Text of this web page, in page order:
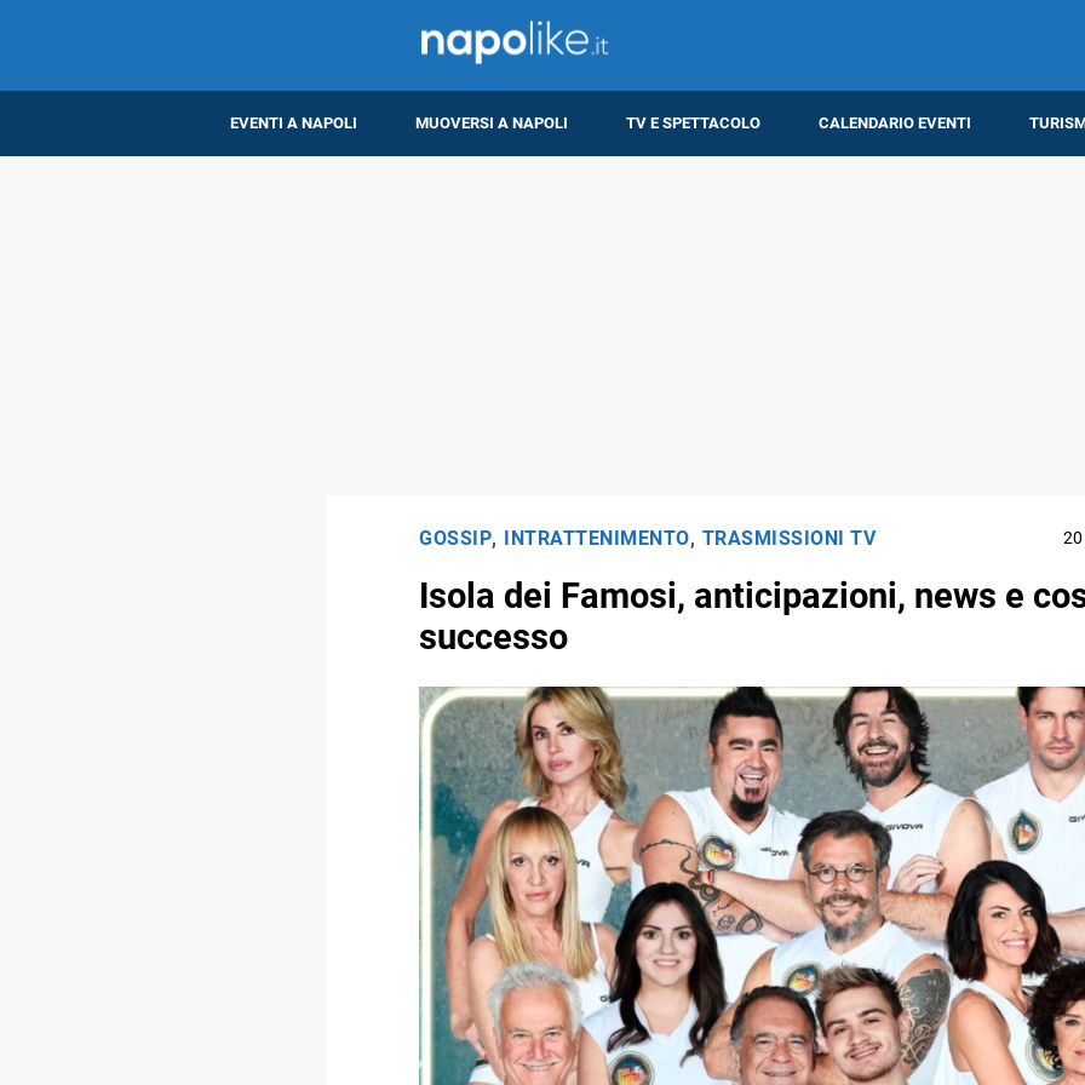
EVENTI A NAPOLI MUOVERSI A NAPOLI TV E SPETTACOLO CALENDARIO EVENTI
GOSSIP, INTRATTENIMENTO, TRASMISSIONI TV
Isola dei Famosi, anticipazioni, news e
successo